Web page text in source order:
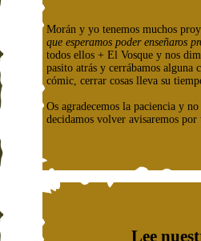
Morán y yo tenemos muchos
que esperamos poder enseñaros
todos ellos + El Vosque y nos
pasito atrás y cerrábamos alguna
cómic, cerrar cosas lleva su
Os agradecemos la paciencia y
decidamos volver avisaremos
Lee